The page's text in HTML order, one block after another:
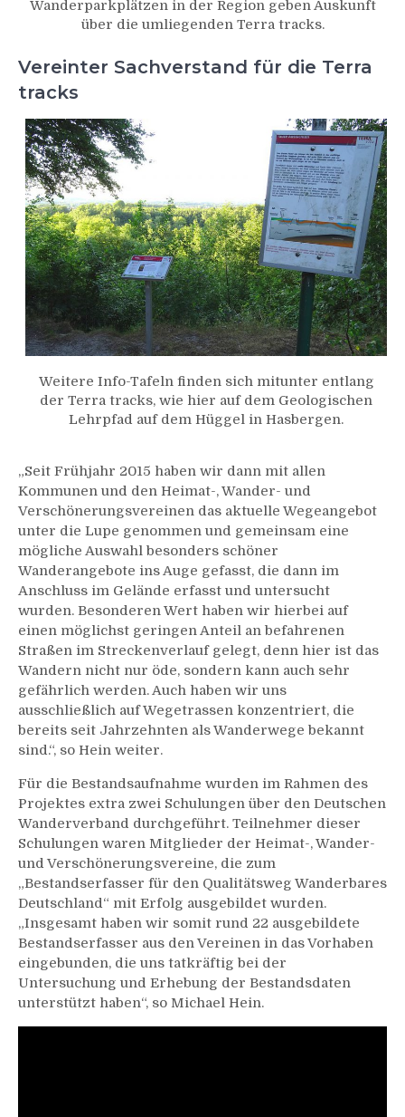
Wanderparkplätzen in der Region geben Auskunft
über die umliegenden Terra tracks.
Vereinter Sachverstand für die Terra
tracks
Weitere Info-Tafeln finden sich mitunter entlang
der Terra tracks, wie hier auf dem Geologischen
Lehrpfad auf dem Hüggel in Hasbergen.
„Seit Frühjahr 2015 haben wir dann mit allen
Kommunen und den Heimat-, Wander- und
Verschönerungsvereinen das aktuelle Wegeangebot
unter die Lupe genommen und gemeinsam eine
mögliche Auswahl besonders schöner
Wanderangebote ins Auge gefasst, die dann im
Anschluss im Gelände erfasst und untersucht
wurden. Besonderen Wert haben wir hierbei auf
einen möglichst geringen Anteil an befahrenen
Straßen im Streckenverlauf gelegt, denn hier ist das
Wandern nicht nur öde, sondern kann auch sehr
gefährlich werden. Auch haben wir uns
ausschließlich auf Wegetrassen konzentriert, die
bereits seit Jahrzehnten als Wanderwege bekannt
sind.“, so Hein weiter.
Für die Bestandsaufnahme wurden im Rahmen des
Projektes extra zwei Schulungen über den Deutschen
Wanderverband durchgeführt. Teilnehmer dieser
Schulungen waren Mitglieder der Heimat-, Wander-
und Verschönerungsvereine, die zum
„Bestandserfasser für den Qualitätsweg Wanderbares
Deutschland“ mit Erfolg ausgebildet wurden.
„Insgesamt haben wir somit rund 22 ausgebildete
Bestandserfasser aus den Vereinen in das Vorhaben
eingebunden, die uns tatkräftig bei der
Untersuchung und Erhebung der Bestandsdaten
unterstützt haben“, so Michael Hein.